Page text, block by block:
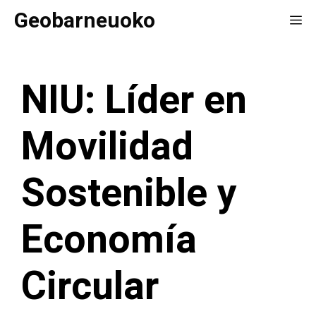
SaltarGeobarneuoko
NIU: Líder en
Movilidad
Sostenible y
Economía
Circular